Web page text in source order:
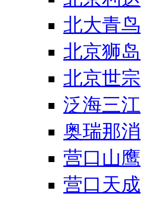
北大青鸟
北京狮岛
北京世宗
泛海三江
奥瑞那消
营口山鹰
营口天成